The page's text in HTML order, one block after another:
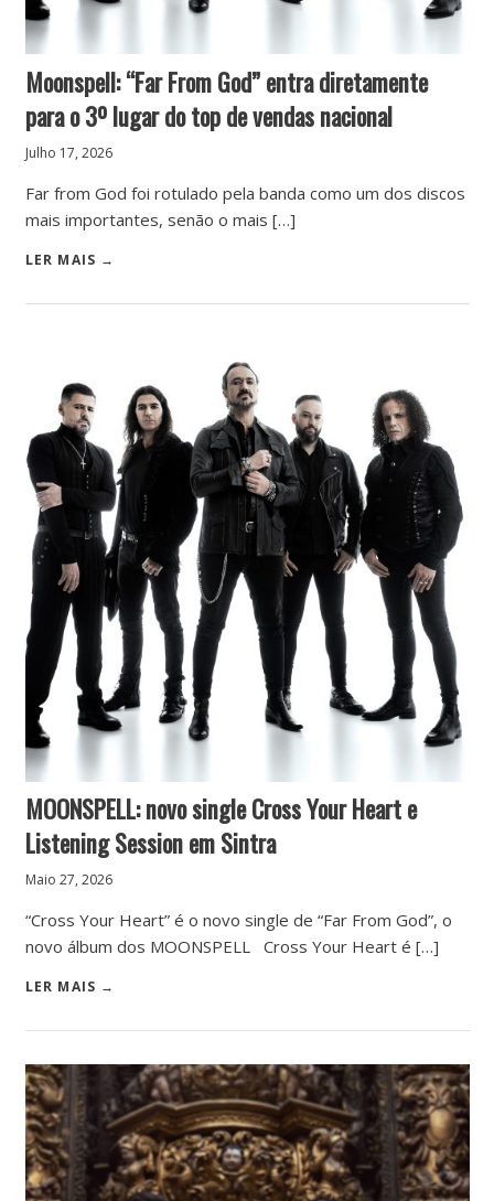
Moonspell: “Far From God” entra diretamente
para o 3º lugar do top de vendas nacional
Julho 17, 2026
Far from God foi rotulado pela banda como um dos discos
mais importantes, senão o mais […]
LER MAIS →
MOONSPELL: novo single Cross Your Heart e
Listening Session em Sintra
Maio 27, 2026
“Cross Your Heart” é o novo single de “Far From God”, o
novo álbum dos MOONSPELL Cross Your Heart é […]
LER MAIS →